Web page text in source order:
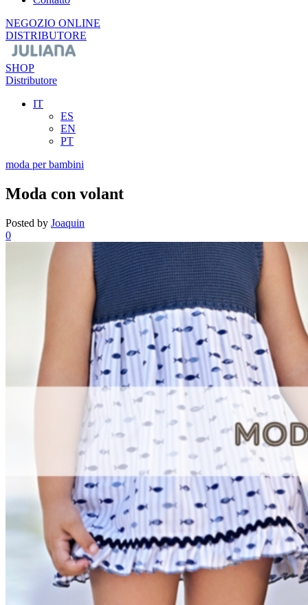
NEGOZIO ONLINE
DISTRIBUTORE
SHOP
Distributore
IT
ES
EN
PT
moda per bambini
Moda con volant
Posted by Joaquin
0